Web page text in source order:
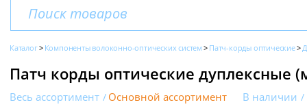
Каталог Компоненты волоконно-оптических систем Патч-корды оптические
Патч корды оптические дуплексные
Весь ассортимент Основной ассортимент В наличии